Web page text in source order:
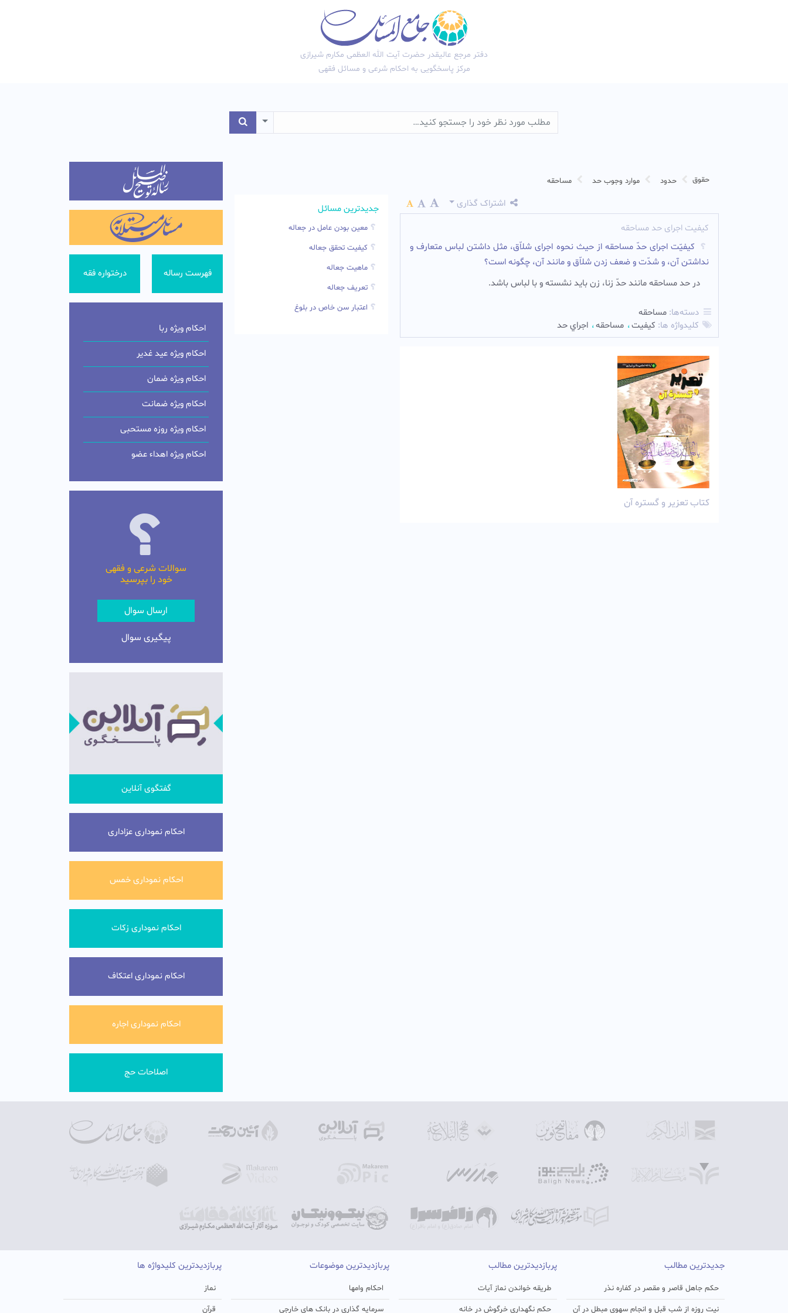
دفتر مرجع عالیقدر حضرت آیت الله العظمی مکارم شیرازی
مرکز پاسخگویی به احکام شرعی و مسائل فقهی
Toggle Dropdown
حقوق حدود موارد وجوب حد مساحقه
اشتراک گذاری
کیفیت اجرای حد مساحقه
کیفیّت اجراى حدّ مساحقه از حیث نحوه اجراى شلاّق، مثل داشتن لباس متعارف و
نداشتن آن، و شدّت و ضعف زدن شلاّق و مانند آن، چگونه است؟
در حد مساحقه مانند حدّ زنا، زن باید نشسته و با لباس باشد.‌
دسته‌ها: مساحقه
کلیدواژه ها: کيفيت مساحقه اجراي حد
کتاب تعزیر و گستره آن
جدیدترین مسائل
معین بودن عامل در جعاله
کیفیت تحقق جعاله
ماهیت جعاله
تعریف جعاله
اعتبار سن خاص در بلوغ
فهرست رساله درختواره فقه
احکام ویژه ربا
احکام ویژه عید غدیر
احکام ویژه ضمان
احکام ویژه ضمانت
احکام ویژه روزه مستحبی
احکام ویژه اهداء عضو
سوالات شرعی و فقهی
خود را بپرسید
ارسال سوال
پیگیری سوال
گفتگوی آنلاین
احکام نموداری عزاداری
احکام نموداری خمس
احکام نموداری زکات
احکام نموداری اعتکاف
احکام نموداری اجاره
اصلاحات حج
جدیدترین مطالب
حکم جاهل قاصر و مقصر در کفاره نذر
نیت روزه از شب قبل و انجام سهوی مبطل در آن
پربازدیدترین مطالب
طریقه خواندن نماز آیات
حکم نگهداری خرگوش در خانه
پربازدیدترین موضوعات
احکام وامها
سرمایه گذاری در بانک های خارجی
پربازدیدترین کلیدواژه ها
نماز
قرآن